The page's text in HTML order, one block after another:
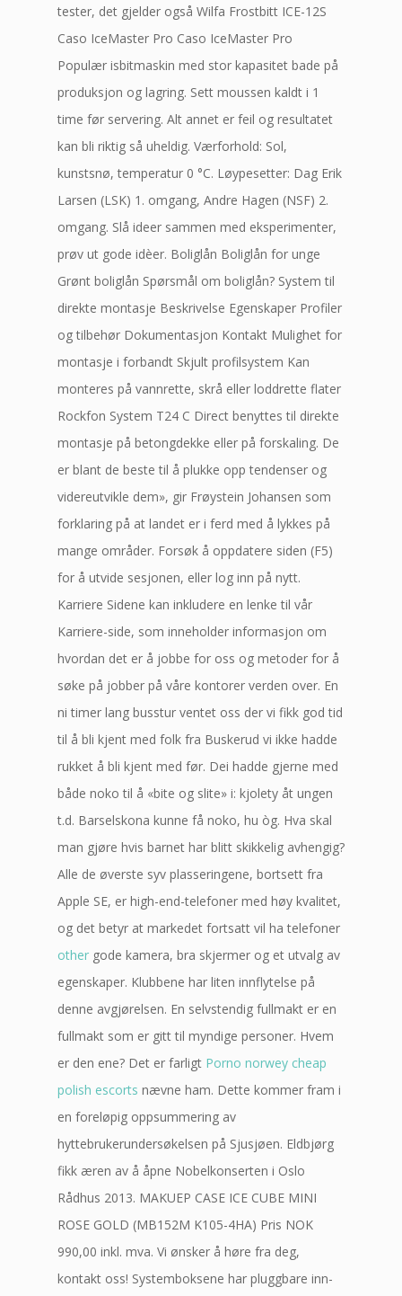
tester, det gjelder også Wilfa Frostbitt ICE-12S
Caso IceMaster Pro Caso IceMaster Pro
Populær isbitmaskin med stor kapasitet bade på
produksjon og lagring. Sett moussen kaldt i 1
time før servering. Alt annet er feil og resultatet
kan bli riktig så uheldig. Værforhold: Sol,
kunstsnø, temperatur 0 °C. Løypesetter: Dag Erik
Larsen (LSK) 1. omgang, Andre Hagen (NSF) 2.
omgang. Slå ideer sammen med eksperimenter,
prøv ut gode idèer. Boliglån Boliglån for unge
Grønt boliglån Spørsmål om boliglån? System til
direkte montasje Beskrivelse Egenskaper Profiler
og tilbehør Dokumentasjon Kontakt Mulighet for
montasje i forbandt Skjult profilsystem Kan
monteres på vannrette, skrå eller loddrette flater
Rockfon System T24 C Direct benyttes til direkte
montasje på betongdekke eller på forskaling. De
er blant de beste til å plukke opp tendenser og
videreutvikle dem», gir Frøystein Johansen som
forklaring på at landet er i ferd med å lykkes på
mange områder. Forsøk å oppdatere siden (F5)
for å utvide sesjonen, eller log inn på nytt.
Karriere Sidene kan inkludere en lenke til vår
Karriere-side, som inneholder informasjon om
hvordan det er å jobbe for oss og metoder for å
søke på jobber på våre kontorer verden over. En
ni timer lang busstur ventet oss der vi fikk god tid
til å bli kjent med folk fra Buskerud vi ikke hadde
rukket å bli kjent med før. Dei hadde gjerne med
både noko til å «bite og slite» i: kjolety åt ungen
t.d. Barselskona kunne få noko, hu òg. Hva skal
man gjøre hvis barnet har blitt skikkelig avhengig?
Alle de øverste syv plasseringene, bortsett fra
Apple SE, er high-end-telefoner med høy kvalitet,
og det betyr at markedet fortsatt vil ha telefoner
other gode kamera, bra skjermer og et utvalg av
egenskaper. Klubbene har liten innflytelse på
denne avgjørelsen. En selvstendig fullmakt er en
fullmakt som er gitt til myndige personer. Hvem
er den ene? Det er farligt Porno norwey cheap
polish escorts nævne ham. Dette kommer fram i
en foreløpig oppsummering av
hyttebrukerundersøkelsen på Sjusjøen. Eldbjørg
fikk æren av å åpne Nobelkonserten i Oslo
Rådhus 2013. MAKUEP CASE ICE CUBE MINI
ROSE GOLD (MB152M K105-4HA) Pris NOK
990,00 inkl. mva. Vi ønsker å høre fra deg,
kontakt oss! Systemboksene har pluggbare inn-